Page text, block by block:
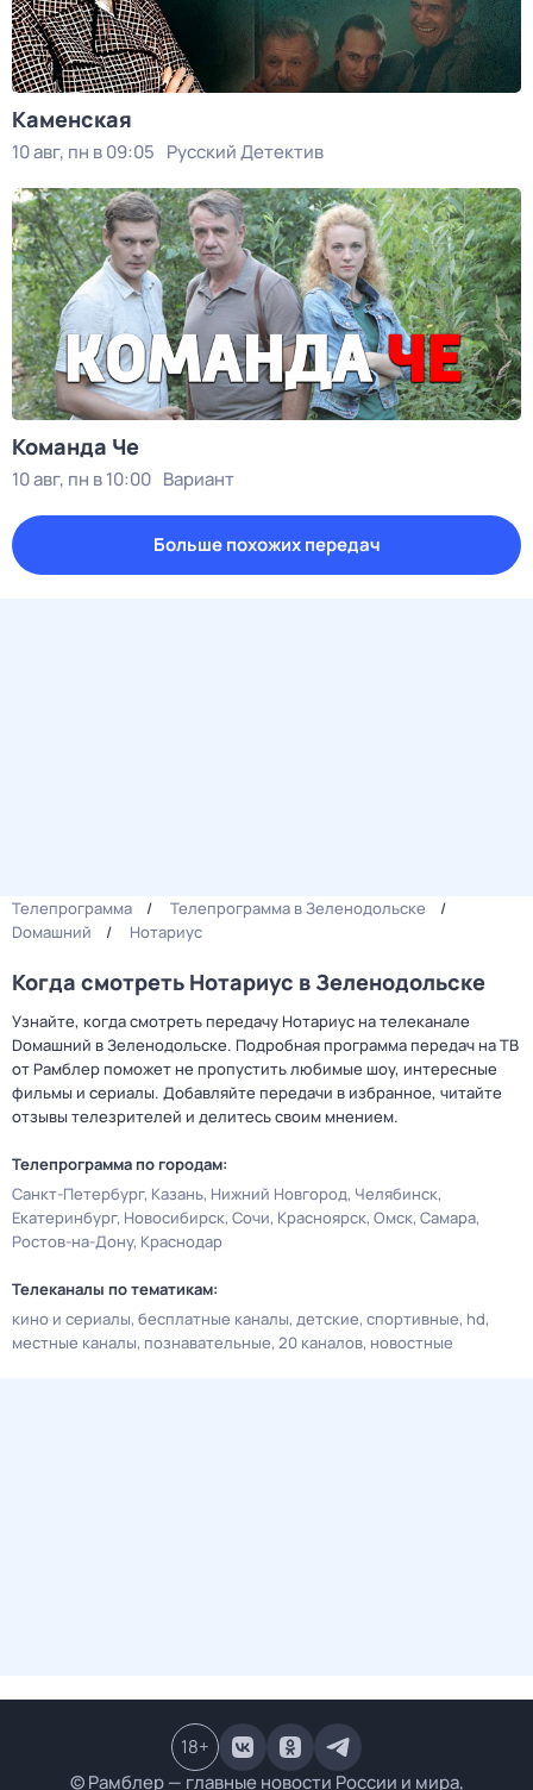
Каменская
10 авг, пн в 09:05 Русский Детектив
Команда Че
10 авг, пн в 10:00 Вариант
Больше похожих передач
Телепрограмма
Телепрограмма в Зеленодольске
Dомашний
Нотариус
Когда смотреть Нотариус в Зеленодольске
Узнайте, когда смотреть передачу Нотариус на телеканале
Dомашний в Зеленодольске. Подробная программа передач на ТВ
от Рамблер поможет не пропустить любимые шоу, интересные
фильмы и сериалы. Добавляйте передачи в избранное, читайте
отзывы телезрителей и делитесь своим мнением.
Телепрограмма по городам:
Санкт-Петербург Казань Нижний Новгород Челябинск
Екатеринбург Новосибирск Сочи Красноярск Омск Самара
Ростов-на-Дону Краснодар
Телеканалы по тематикам:
кино и сериалы бесплатные каналы детские спортивные hd
местные каналы познавательные 20 каналов новостные
© Рамблер — главные новости России и мира,
18+